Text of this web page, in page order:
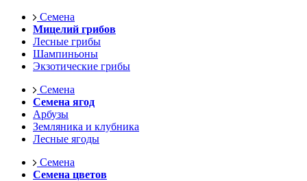
Семена
Мицелий грибов
Лесные грибы
Шампиньоны
Экзотические грибы
Семена
Семена ягод
Арбузы
Земляника и клубника
Лесные ягоды
Семена
Семена цветов